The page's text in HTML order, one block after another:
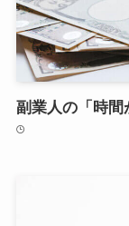
副業人の「時間